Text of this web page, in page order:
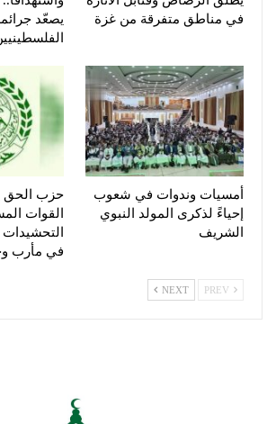
في مناطق متفرقة من غزة
يصعّد
أمسيات وندوات في شعوب
إحياءً لذكرى المولد النبوي
الشريف
حزب الحق
القوات
في مأرب
NEXT